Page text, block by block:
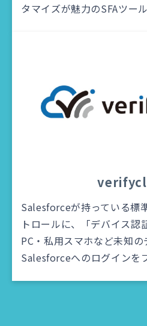
タマイズが魅力のSFAツール
Salesforceが持っている標
トロールに、「デバイス認
PC・私用スマホなど未知
Salesforceへのログインを